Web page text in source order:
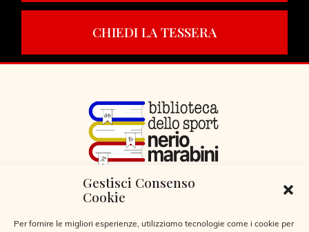
Gestisci Consenso
Cookie
Per fornire le migliori esperienze, utilizziamo tecnologie come i cookie per
CHIEDI LA TESSERA
VIA LIBERTÀ 29, SERIATE (BG)
© 2026